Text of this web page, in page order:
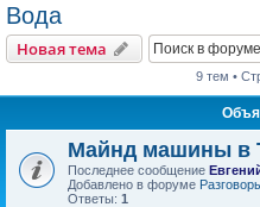
Вода
Новая тема
9 тем •
Майнд машины в
Последнее сообщение
Добавлено в форуме
Ответы: 1